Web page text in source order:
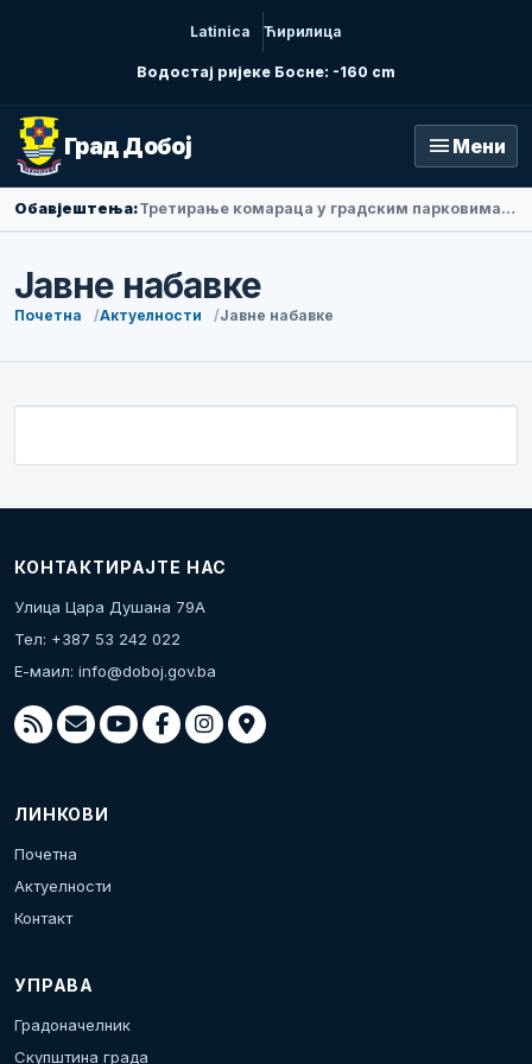
Latinica Ћирилица
Водостај ријеке Босне: -160 cm
Град Добој menu Мени
Обавјештења: Третирање комараца у градским парковима у петак ујутру
Јавне набавке
Почетна Актуелности Јавне набавке
КОНТАКТИРАЈТЕ НАС
Улица Цара Душана 79А
Тел: +387 53 242 022
Е-маил: info@doboj.gov.ba
ЛИНКОВИ
Почетна
Актуелности
Контакт
УПРАВА
Градоначелник
Скупштина града